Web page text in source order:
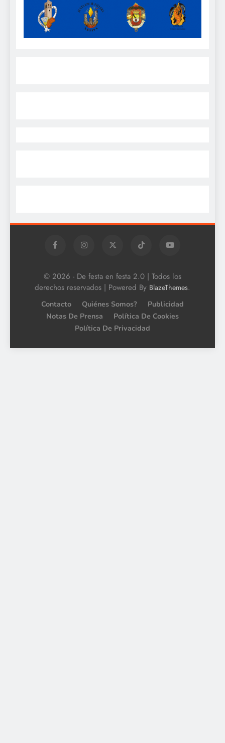
© 2026 - De festa en festa 2.0 | Todos los
derechos reservados | Powered By BlazeThemes.
Contacto Quiénes Somos?
Publicidad
Notas De Prensa
Política De Cookies
Política De Privacidad